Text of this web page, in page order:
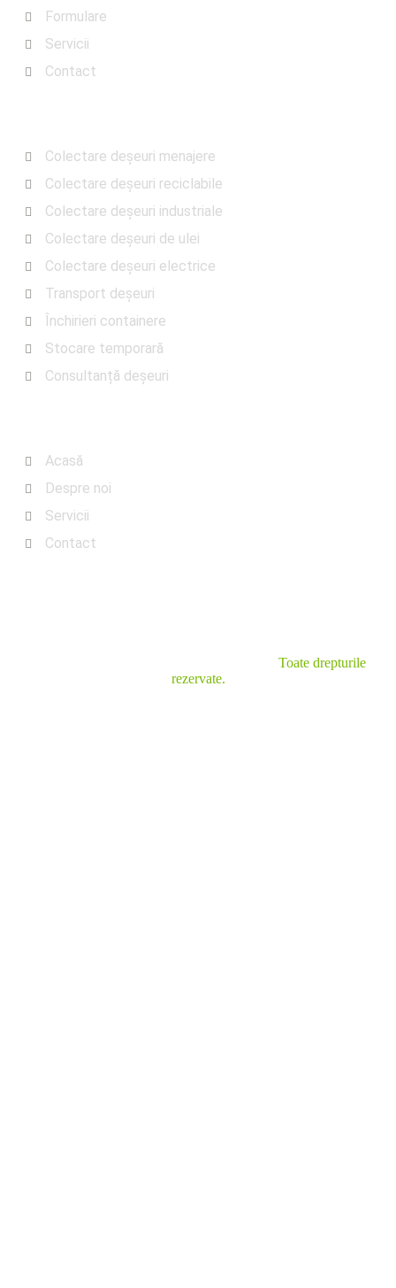
Formulare
Servicii
Contact
Colectare deșeuri menajere
Colectare deșeuri reciclabile
Colectare deșeuri industriale
Colectare deșeuri de ulei
Colectare deșeuri electrice
Transport deșeuri
Închirieri containere
Stocare temporară
Consultanță deșeuri
Acasă
Despre noi
Servicii
Contact
Toate drepturile
rezervate.